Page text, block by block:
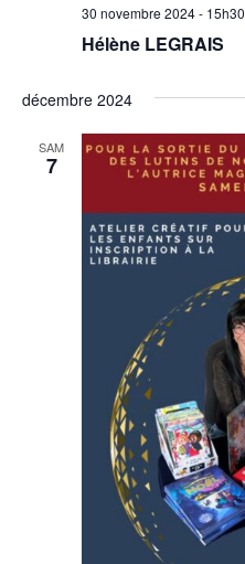
Hélène LEGRAIS
30 novembre 2024 - 15h30
décembre 2024
SAM
7